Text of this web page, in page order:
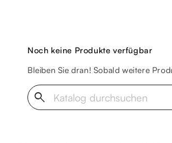
Noch keine Produkte verfügbar
Bleiben Sie dran! Sobald weitere
search